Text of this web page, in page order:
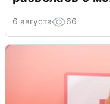
6 августа 66